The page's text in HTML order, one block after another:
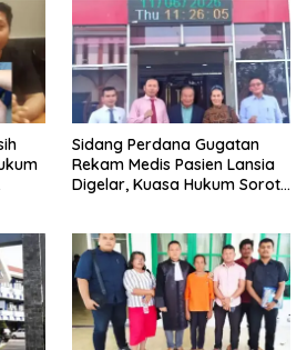
Sidang Perdana Gugatan
Rekam Medis Pasien Lansia
Digelar, Kuasa Hukum Soroti